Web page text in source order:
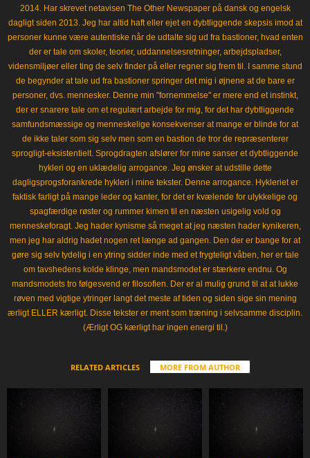
2014. Har skrevet netavisen The Other Newspaper på dansk og engelsk
dagligt siden 2013. Jeg har altid haft eller ejet en dybtliggende skepsis imod at
personer kunne være autentiske når de udtalte sig ud fra bastioner, hvad enten
der er tale om skoler, teorier, uddannelsesretninger, arbejdspladser,
vidensmiljøer eller ting de selv finder på eller regner sig frem til. I samme stund
de begynder at tale ud fra bastioner springer det mig i øjnene at de bare er
personer, dvs. mennesker. Denne min "fornemmelse" er mere end et instinkt,
der er snarere tale om et regulært arbejde for mig, for det har dybtliggende
samfundsmæssige og menneskelige konsekvenser at mange er blinde for at
de ikke taler som sig selv men som en bastion de tror de repræsenterer
sprogligt-eksistentielt. Sprogdragten afslører for mine sanser et dybtliggende
hykleri og en uklædelig arrogance. Jeg ønsker at udstille dette
dagligsprogsforankrede hykleri i mine tekster. Denne arrogance. Hykleriet er
faktisk farligt på mange leder og kanter, for det er kvælende for ulykkelige og
spagfærdige røster og rummer kimen til en næsten usigelig vold og
menneskeforagt. Jeg hader kynisme så meget at jeg næsten hader kynikeren,
men jeg har aldrig hadet nogen ret længe ad gangen. Den der er bange for at
gøre sig selv tydelig i en ytring sidder inde med et frygteligt våben, her er tale
om tavshedens kolde klinge, men mandsmodet er stærkere endnu. Og
mandsmodets tro følgesvend er filosofien. Der er al mulig grund til at at lukke
røven med vigtige ytringer langt det meste af tiden og siden sige sin mening
ærligt ELLER kærligt. Disse tekster er ment som træning i selvsamme disciplin.
(Ærligt OG kærligt har ingen energi til.)
RELATED ARTICLES MORE FROM AUTHOR